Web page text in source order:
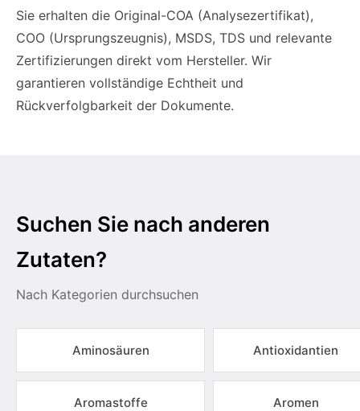
Sie erhalten die Original-COA (Analysezertifikat),
COO (Ursprungszeugnis), MSDS, TDS und relevante
Zertifizierungen direkt vom Hersteller. Wir
garantieren vollständige Echtheit und
Rückverfolgbarkeit der Dokumente.
Suchen Sie nach anderen
Zutaten?
Nach Kategorien durchsuchen
Aminosäuren Antioxidantien
Aromastoffe Aromen